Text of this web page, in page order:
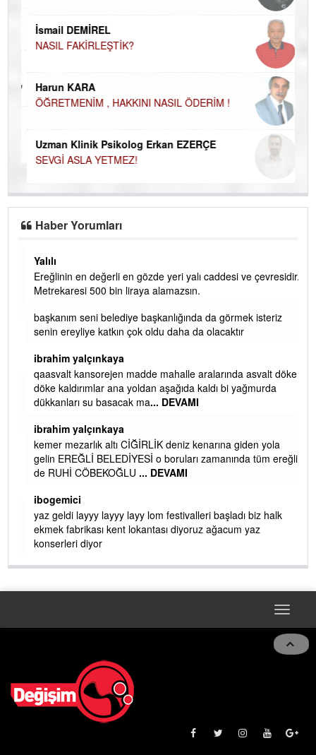
İsmail DEMİREL
NASIL FAKİRLEŞTİK?
Harun KARA
ÖĞRETMENİM , HAKKINI NASIL ÖDERİM !
Uzman Klinik Psikolog Erkan EZERÇE
SEVGİ ASLA YETMEZ!
Haber Yorumları
Yalılı
Ereğlinin en değerli en gözde yeri yalı caddesi ve çevresidir.
Metrekaresi 500 bin liraya alamazsın.
başkanım seni belediye başkanlığında da görmek isteriz
senin ereyliye katkın çok oldu daha da olacaktır
ibrahim yalçınkaya
qaasvalt kansorejen madde mahalle aralarında asvalt döke
döke kaldırımlar ana yoldan aşağıda kaldı bi yağmurda
dükkanları su basacak ma... DEVAMI
ibrahim yalçınkaya
kemer mezarlık altı CİĞİRLİK deniz kenarına giden yola
gelin EREĞLİ BELEDİYESİ o boruları zamanında tüm ereğli
de RUHİ CÖBEKOĞLU... DEVAMI
ibogemici
yaz geldi layyy layyy layy lom festivalleri başladı biz halk
ekmek fabrikası kent lokantası diyoruz ağacum yaz
konserleri diyor
Toggle